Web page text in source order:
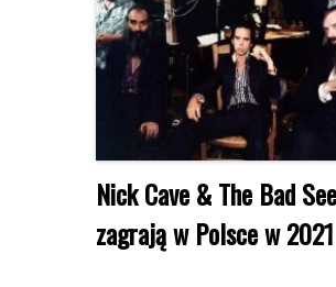
Nick Cave & The Bad
zagrają w Polsce w 2021